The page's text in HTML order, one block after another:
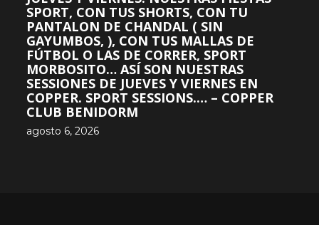
SPORT, CON TUS SHORTS, CON TU
PANTALON DE CHANDAL ( SIN
GAYUMBOS, ), CON TUS MALLAS DE
FÚTBOL O LAS DE CORRER, SPORT
MORBOSITO… ASÍ SON NUESTRAS
SESSIONES DE JUEVES Y VIERNES EN
COPPER. SPORT SESSIONS.… – COPPER
CLUB BENIDORM
agosto 6, 2026